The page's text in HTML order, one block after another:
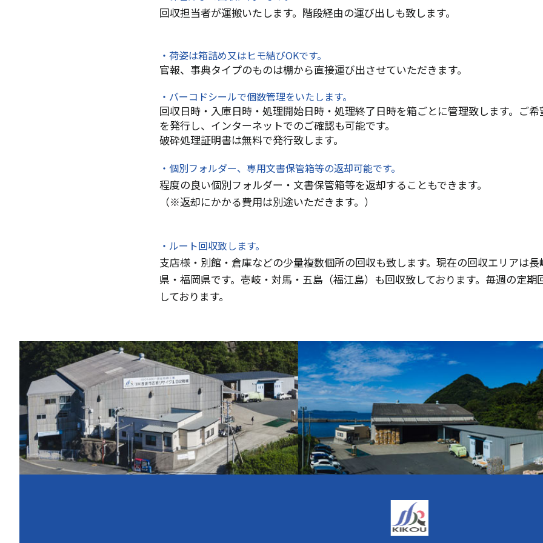
回収担当者が運搬いたします。階段経由の運び出しも致します。
・荷姿は箱詰め又はヒモ結びOKです。
官報、事典タイプのものは棚から直接運び出させていただきます。
・バーコドシールで個数管理をいたします。
回収日時・入庫日時・処理開始日時・処理終了日時を箱ごとに管理致します。ご
を発行し、インターネットでのご確認も可能です。
破砕処理証明書は無料で発行致します。
・個別フォルダー、専用文書保管箱等の返却可能です。
程度の良い個別フォルダー・文書保管箱等を返却することもできます。
（※返却にかかる費用は別途いただきます。）
・ルート回収致します。
支店様・別館・倉庫などの少量複数個所の回収も致します。現在の回収エリアは長
県・福岡県です。壱岐・対馬・五島（福江島）も回収致しております。毎週の定期
しております。